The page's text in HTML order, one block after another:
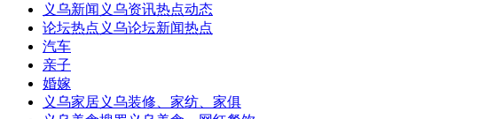
义乌新闻 义乌资讯热点动态
论坛热点 义乌论坛新闻热点
汽车
亲子
婚嫁
义乌家居义乌装修、家纺、家俱